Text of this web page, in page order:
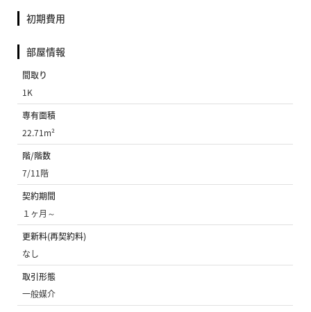
初期費用
部屋情報
間取り
1K
専有面積
22.71m²
階/階数
7/11階
契約期間
１ヶ月～
更新料(再契約料)
なし
取引形態
一般媒介